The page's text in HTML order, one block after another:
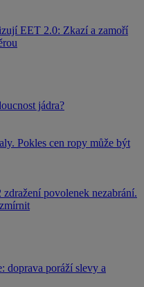
EET 2.0: Zkazí a zamoří
jádra?
Pokles cen ropy může být
povolenek nezabrání.
doprava poráží slevy a